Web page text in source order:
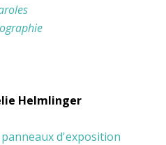
Helmlinger
d'exposition